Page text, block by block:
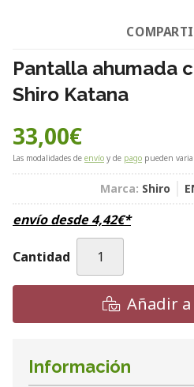
Pantalla ahumada
Shiro Katana
33,00€
Las modalidades de envío y de pago pueden
Marca: Shiro
envío desde4,42€*
Cantidad
Añadir a
Información